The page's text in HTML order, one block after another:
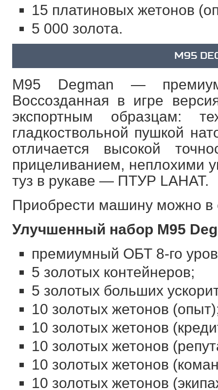
15 платиновых жетонов
5 000 золота.
M95
M95 Degman —
Воссозданная в игре
экспортным образцам:
гладкоствольной пушкой
отличается высокой
прицеливанием, неплохими
туз в рукаве — ПТУР LAHAT.
Приобрести машину можно в
Улучшенный набор M95
премиумный ОБТ 8-го
5 золотых контейнеров;
5 золотых больших
10 золотых жетонов
10 золотых жетонов
10 золотых жетонов
10 золотых жетонов
10 золотых жетонов